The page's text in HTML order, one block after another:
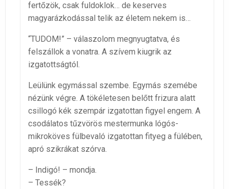
fertőzök, csak fuldoklok… de keserves
magyarázkodással telik az életem nekem is…
“TUDOM!” – válaszolom megnyugtatva, és
felszállok a vonatra. A szívem kiugrik az
izgatottságtól.
Leülünk egymással szembe. Egymás szemébe
nézünk végre. A tökéletesen belőtt frizura alatt
csillogó kék szempár izgatottan figyel engem. A
csodálatos tűzvörös mestermunka lógós-
mikroköves fülbevaló izgatottan fityeg a fülében,
apró szikrákat szórva.
– Indigó! – mondja.
– Tessék?